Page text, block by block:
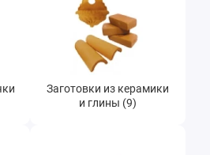
Заготовки из керамики
и глины (9)